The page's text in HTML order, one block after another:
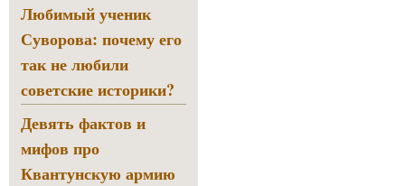
Любимый ученик
Суворова: почему его
так не любили
советские историки?
Девять фактов и
мифов про
Квантунскую армию